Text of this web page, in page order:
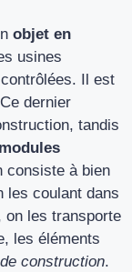
objet en
usines
Il est
Ce dernier
tandis
modules
consiste à bien
les coulant dans
on les transporte
les éléments
construction.